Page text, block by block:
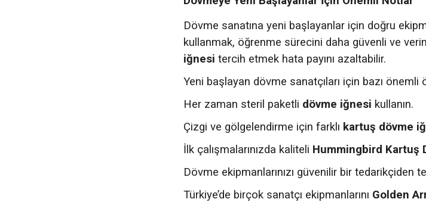
Dövme sanatına yeni başlayanlar için doğru
kullanmak, öğrenme sürecini daha güvenli ve
iğnesi tercih etmek hata payını azaltabilir.
Yeni başlayan dövme sanatçıları için bazı önemli
Her zaman steril paketli dövme iğnesi kullanın.
Çizgi ve gölgelendirme için farklı kartuş dövme
İlk çalışmalarınızda kaliteli Hummingbird Kartuş
Dövme ekipmanlarınızı güvenilir bir tedarikçiden
Türkiye’de birçok sanatçı ekipmanlarını Golden